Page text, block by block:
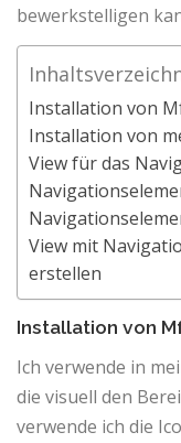
bewerkstelligen
Installation von
Installation von
View für das
View mit
erstellen
Installation von
Ich verwende in
die visuell den
verwende ich die